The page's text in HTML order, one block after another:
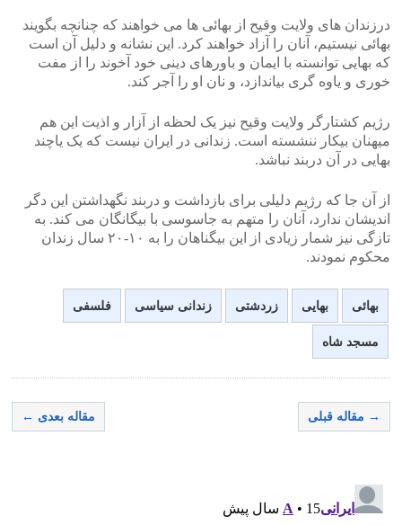
درزندان های ولایت وقیح از بهائی ها می خواهند که چنانچه بگویند
بهائی نیستیم، آنان را آزاد خواهند کرد. این نشانه و دلیل آن است
که بهایی توانسته با ایمان و باورهای دینی خود آخوند را از مفت
خوری و یاوه گری بیاندازد، و نان او را آجر کند.
رژیم کشتارگر ولایت وقیح نیز یک لحظه از آزار و اذیت این هم
میهنان بیکار ننشسته است. زندانی در ایران نیست که یک یاچند
بهایی در آن دربند نباشد.
از آن جا که رژیم دلیلی برای بازداشت و دربند نگهداشتن این دگر
اندیشان ندارد، آنان را متهم به جاسوسی با بیگانگان می کند. به
تازگی نیز شمار زیادی از این بیگناهان را به ۱۰-۲۰ سال زندان
محکوم نمودند.
بهائی بهایی زردشتی زندانی سیاسی فلسفی
مسجد شاه
→ مقاله قبلی مقاله بعدی ←